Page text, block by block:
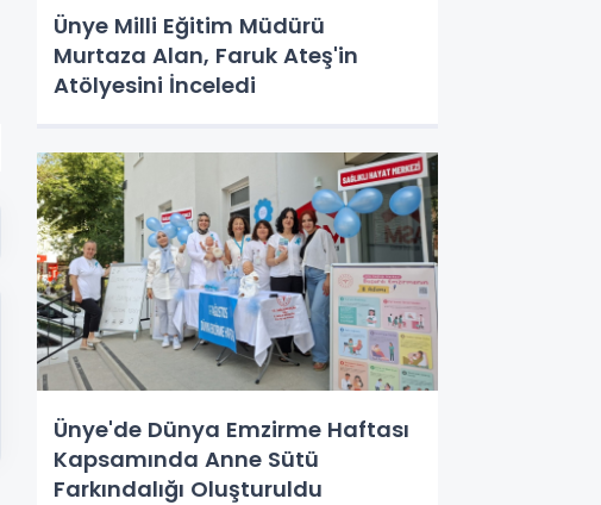
Ünye Milli Eğitim Müdürü
Murtaza Alan, Faruk Ateş'in
Atölyesini İnceledi
Ünye'de Dünya Emzirme Haftası
Kapsamında Anne Sütü
Farkındalığı Oluşturuldu